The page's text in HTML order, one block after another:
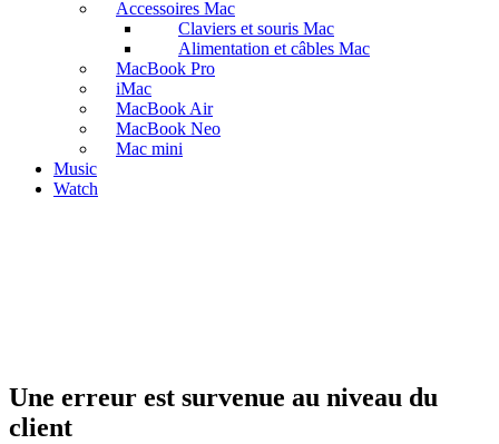
Accessoires Mac
Claviers et souris Mac
Alimentation et câbles Mac
MacBook Pro
iMac
MacBook Air
MacBook Neo
Mac mini
Music
Watch
Une erreur est survenue au niveau du
client